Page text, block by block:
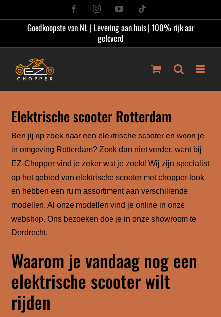
naar
FacebookInstagramYouTube
Goedkoopste van NL | Levering aan huis | 100% rijklaar
geleverd
Elektrische scooter Rotterdam
Ben jij op zoek naar een elektrische scooter en woon je
in omgeving Rotterdam? Zoek dan niet verder, want bij
EZ-Chopper vind je zeker wat je zoekt! Wij zijn specialist
op het gebied van elektrische scooter met chopper-look
en hebben een ruim assortiment aan verschillende
modellen. Al onze modellen vind je online in onze
webshop. Ons bezoeken doe je in onze showroom te
Dordrecht.
Waarom je vandaag nog een
elektrische scooter wilt
rijden